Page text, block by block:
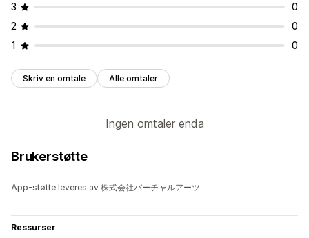
3
0
2
0
1
0
Skriv en omtale Alle omtaler
Ingen omtaler enda
Brukerstøtte
App-støtte leveres av 株式会社バーチャルアーツ .
Ressurser